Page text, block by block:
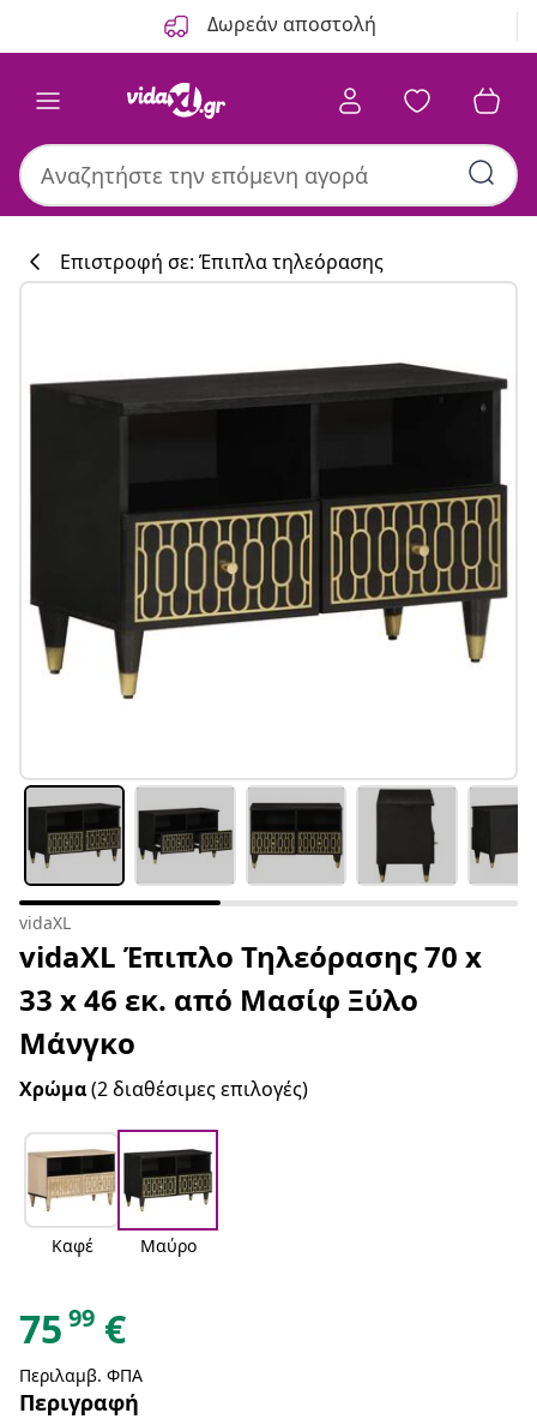
Δωρεάν αποστολή
Επιστροφή σε: Έπιπλα τηλεόρασης
vidaXL
vidaXL Έπιπλο Τηλεόρασης 70 x
33 x 46 εκ. από Μασίφ Ξύλο
Μάνγκο
Χρώμα(2 διαθέσιμες επιλογές)
Καφέ Μαύρο
75 99 €
Περιλαμβ. ΦΠΑ
Περιγραφή